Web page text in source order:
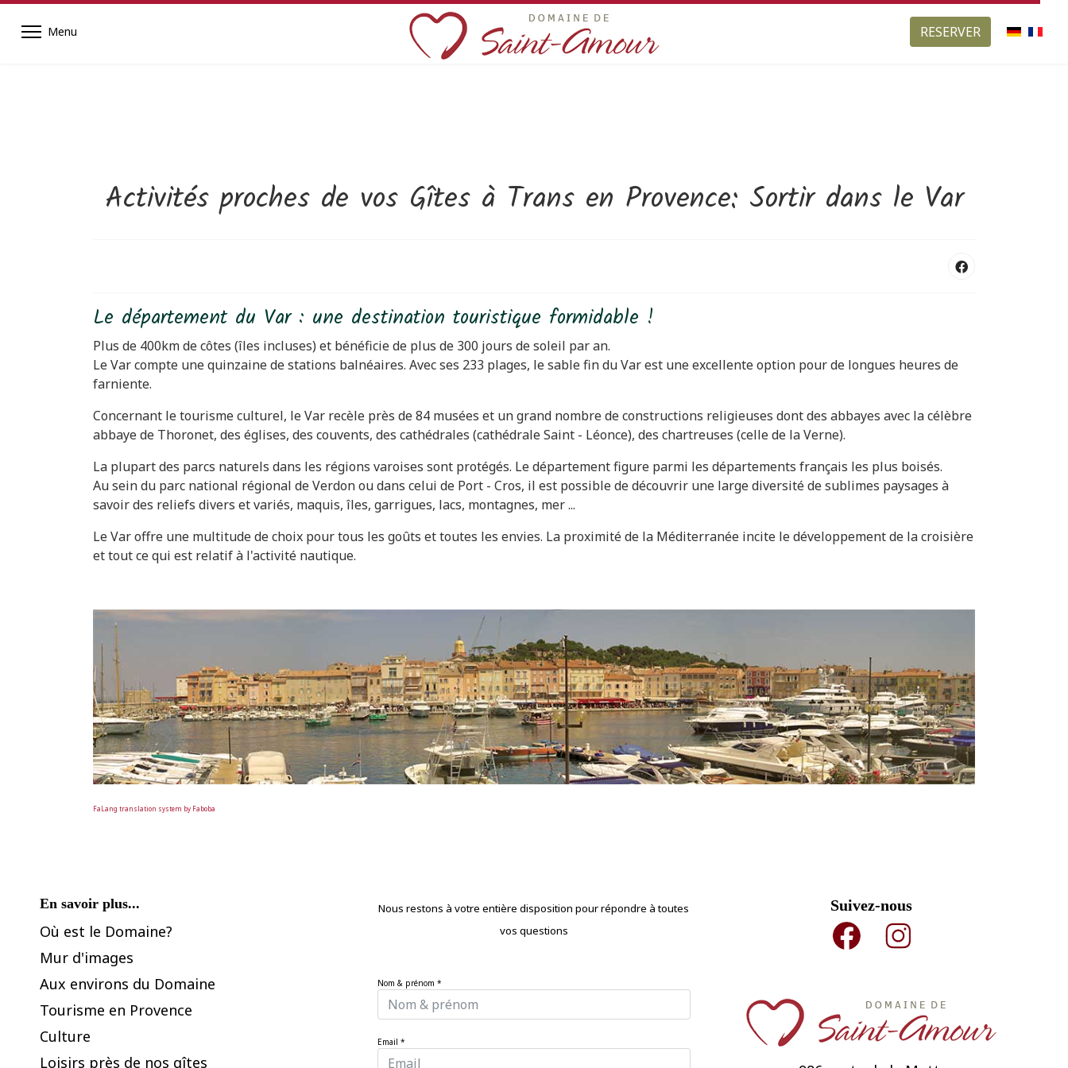
RESERVER
Activités proches de vos Gîtes à Trans en Provence: Sortir dans le Var
Le département du Var : une destination touristique formidable !
Plus de 400km de côtes (îles incluses) et bénéficie de plus de 300 jours de soleil par an.
Le Var compte une quinzaine de stations balnéaires. Avec ses 233 plages, le sable fin du Var est une excellente option pour de longues heures de
farniente.
Concernant le tourisme culturel, le Var recèle près de 84 musées et un grand nombre de constructions religieuses dont des abbayes avec la célèbre
abbaye de Thoronet, des églises, des couvents, des cathédrales (cathédrale Saint - Léonce), des chartreuses (celle de la Verne).
La plupart des parcs naturels dans les régions varoises sont protégés. Le département figure parmi les départements français les plus boisés.
Au sein du parc national régional de Verdon ou dans celui de Port - Cros, il est possible de découvrir une large diversité de sublimes paysages à
savoir des reliefs divers et variés, maquis, îles, garrigues, lacs, montagnes, mer ...
Le Var offre une multitude de choix pour tous les goûts et toutes les envies. La proximité de la Méditerranée incite le développement de la croisière
et tout ce qui est relatif à l'activité nautique.
FaLang translation system by Faboba
En savoir plus...
Où est le Domaine?
Mur d'images
Aux environs du Domaine
Tourisme en Provence
Culture
Loisirs près de nos gîtes
Nous restons à votre entière disposition pour répondre à toutes
vos questions
Nom & prénom *
Email *
Suivez-nous